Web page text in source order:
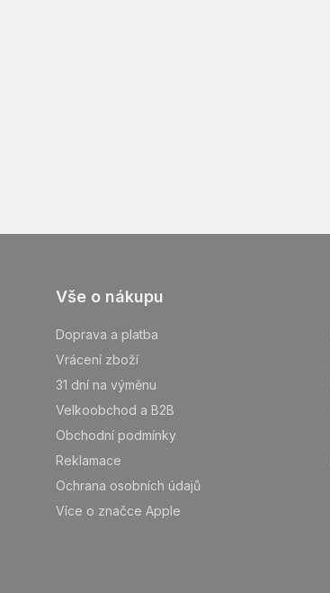
Vše o nákupu
Doprava a platba
Vrácení zboží
31 dní na výměnu
Velkoobchod a B2B
Obchodní podmínky
Reklamace
Ochrana osobních údajů
Více o značce Apple